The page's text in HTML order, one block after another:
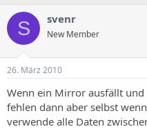
S svenr
New Member
26. März 2010
Wenn ein Mirror ausfällt
fehlen dann aber selbst
verwende alle Daten